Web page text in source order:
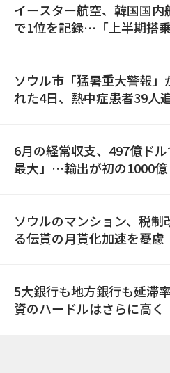
イースター航空、韓国国内
で1位を記録…「上半期搭乗
ソウル市「猛暑重大警報」
れた4日、熱中症患者39人
6月の経常収支、497億ド
最大」…輸出が初の1000
ソウルのマンション、税制
る伝貰の月貰化加速を憂慮
5大銀行も地方銀行も延滞
資のハードルはさらに高く